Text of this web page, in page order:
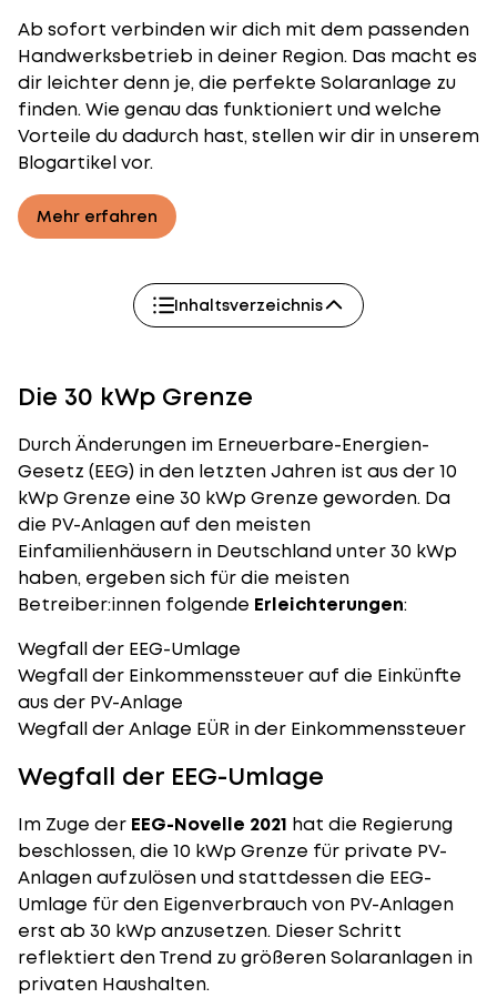
Ab sofort verbinden wir dich mit dem passenden
Handwerksbetrieb in deiner Region. Das macht es
dir leichter denn je, die perfekte Solaranlage zu
finden. Wie genau das funktioniert und welche
Vorteile du dadurch hast, stellen wir dir in unserem
Blogartikel vor.
Mehr erfahren
Inhaltsverzeichnis
Die 30 kWp Grenze
Durch Änderungen im Erneuerbare-Energien-
Gesetz (EEG) in den letzten Jahren ist aus der 10
kWp Grenze eine 30 kWp Grenze geworden. Da
die PV-Anlagen auf den meisten
Einfamilienhäusern in Deutschland unter 30 kWp
haben, ergeben sich für die meisten
Betreiber:innen folgende Erleichterungen:
Wegfall der EEG-Umlage
Wegfall der Einkommenssteuer auf die Einkünfte
aus der PV-Anlage
Wegfall der Anlage EÜR in der Einkommenssteuer
Wegfall der EEG-Umlage
Im Zuge der EEG-Novelle 2021 hat die Regierung
beschlossen, die 10 kWp Grenze für private PV-
Anlagen aufzulösen und stattdessen die EEG-
Umlage für den Eigenverbrauchvon PV-Anlagen
erst ab 30 kWp anzusetzen. Dieser Schritt
reflektiert den Trend zu größeren Solaranlagen in
privaten Haushalten.